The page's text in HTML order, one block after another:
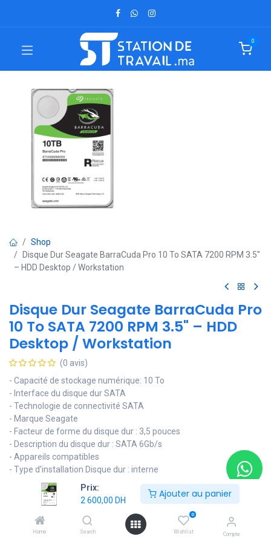
Prix:
2 600,00 DH
Ajouter au panier
Home Search
0
Wishlist Compte
0
Shop
Disque Dur Seagate BarraCuda Pro 10 To SATA 7200 RPM 3.5"
– HDD Desktop / Workstation
Disque Dur Seagate BarraCuda Pro
10 To SATA 7200 RPM 3.5" – HDD
Desktop / Workstation
(0 avis)
- Capacité de stockage numérique: 10 To
- Interface du disque dur SATA
- Technologie de connectivité SATA
- Marque Seagate
- Facteur de forme du disque dur : 3,5 pouces
- Description du disque dur : SATA 6Gb/s
- Appareils compatibles
- Type d'installation Disque dur : interne
2 600,00 DH
Ajouter au panier